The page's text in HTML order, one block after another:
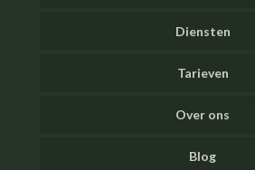
Diensten
Tarieven
Over ons
Blog